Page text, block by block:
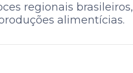
regionais brasileiros,
alimentícias.